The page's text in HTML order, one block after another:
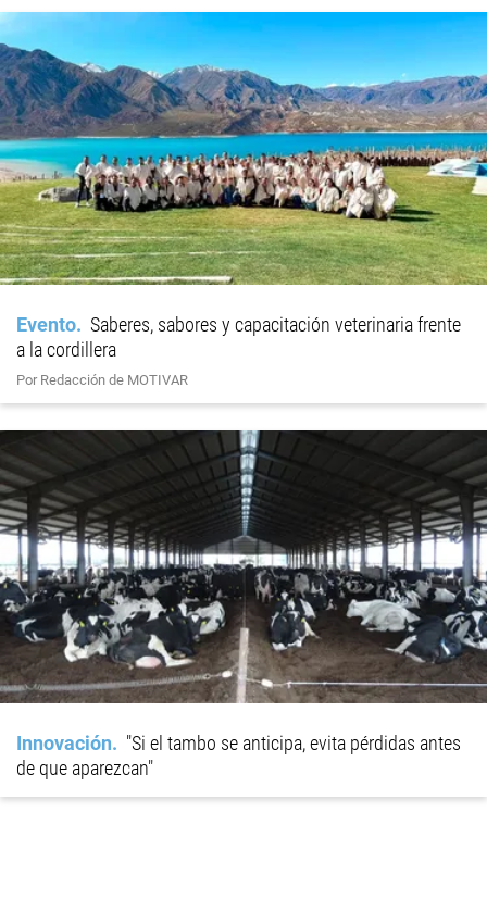
Evento
Saberes, sabores y capacitación veterinaria frente
a la cordillera
Por Redacción de MOTIVAR
Innovación
"Si el tambo se anticipa, evita pérdidas antes
de que aparezcan"